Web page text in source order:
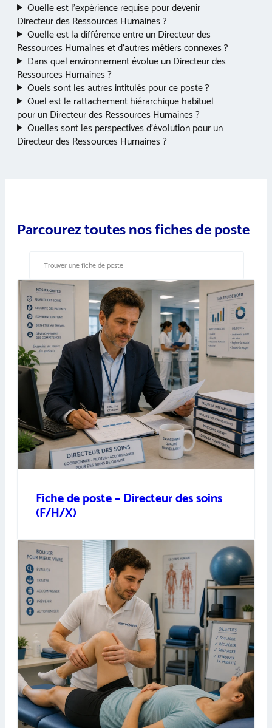
Quelle est l’expérience requise pour devenir
Directeur des Ressources Humaines ?
Quelle est la différence entre un Directeur des
Ressources Humaines et d’autres métiers connexes ?
Dans quel environnement évolue un Directeur des
Ressources Humaines ?
Quels sont les autres intitulés pour ce poste ?
Quel est le rattachement hiérarchique habituel
pour un Directeur des Ressources Humaines ?
Quelles sont les perspectives d’évolution pour un
Directeur des Ressources Humaines ?
Parcourez toutes nos fiches de poste
Fiche de poste – Directeur des soins
(F/H/X)